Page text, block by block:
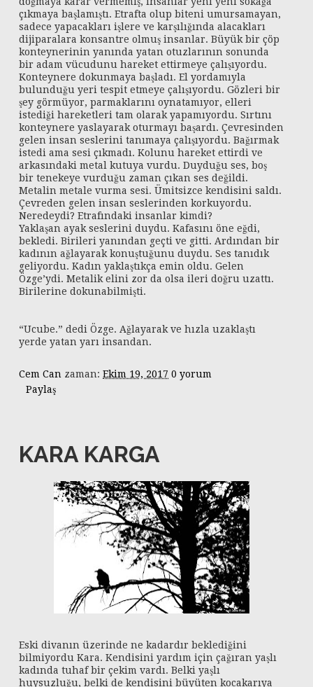
çıkmaya başlamıştı. Etrafta olup biteni umursamayan,
sadece yapacakları işlere ve karşılığında alacakları
dijiparalara konsantre olmuş insanlar. Büyük bir çöp
konteynerinin yanında yatan otuzlarının sonunda
bir adam vücudunu hareket ettirmeye çalışıyordu.
Konteynere dokunmaya başladı. El yordamıyla
bulunduğu yeri tespit etmeye çalışıyordu. Gözleri bir
şey görmüyor, parmaklarını oynatamıyor, elleri
istediği hareketleri tam olarak yapamıyordu. Sırtını
konteynere yaslayarak oturmayı başardı. Çevresinden
gelen insan seslerini tanımaya çalışıyordu. Bağırmak
istedi ama sesi çıkmadı. Kolunu hareket ettirdi ve
arkasındaki metal kutuya vurdu. Duyduğu ses, boş
bir tenekeye vurduğu zaman çıkan ses değildi.
Metalin metale vurma sesi. Ümitsizce kendisini saldı.
Çevreden gelen insan seslerinden korkuyordu.
Neredeydi? Etrafındaki insanlar kimdi?
Yaklaşan ayak seslerini duydu. Kafasını öne eğdi,
bekledi. Birileri yanından geçti ve gitti. Ardından bir
kadının ağlayarak konuştuğunu duydu. Ses tanıdık
geliyordu. Kadın yaklaştıkça emin oldu. Gelen
Özge’ydi. Metalik elini zor da olsa ileri doğru uzattı.
Birilerine dokunabilmişti.
“Ucube.” dedi Özge. Ağlayarak ve hızla uzaklaştı
yerde yatan yarı insandan.
Cem Can zaman: Ekim 19, 2017 0 yorum
Paylaş
KARA KARGA
Eski divanın üzerinde ne kadardır beklediğini
bilmiyordu Kara. Kendisini yardım için çağıran yaşlı
kadında tuhaf bir çekim vardı. Belki yaşlı
huysuzluğu, belki de kendisini büyüten kocakarıya